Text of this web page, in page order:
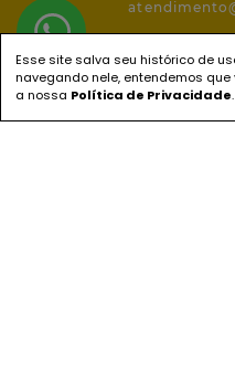
Esse site salva seu histórico de
navegando nele, entendemos
a nossa Política de Privacidade.